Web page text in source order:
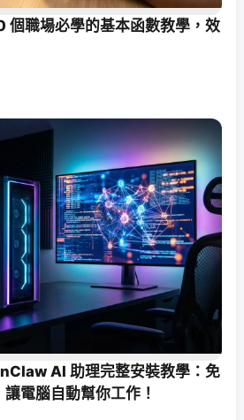
個職場必學的基本函數教學，效
AI 助理完整安裝教學：免
電腦自動幫你工作！